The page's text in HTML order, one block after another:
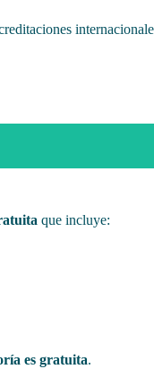
que incluye:
es gratuita.